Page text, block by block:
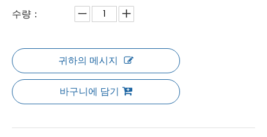
수량：
귀하의 메시지
바구니에 담기